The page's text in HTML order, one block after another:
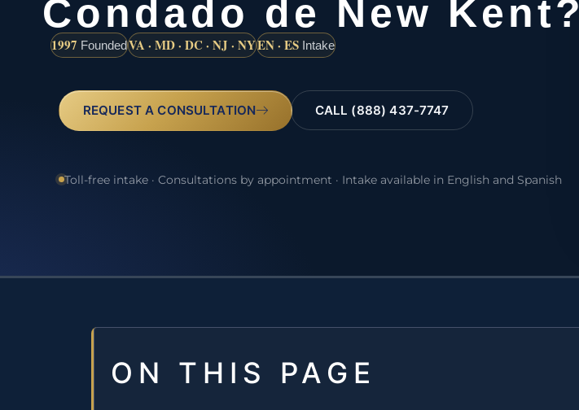
Condado de New Kent?
1997 FoundedVA · MD · DC · NJ · NYEN · ES Intake
REQUEST A CONSULTATION CALL (888) 437-7747
Toll-free intake · Consultations by appointment · Intake available in English and Spanish
ON THIS PAGE